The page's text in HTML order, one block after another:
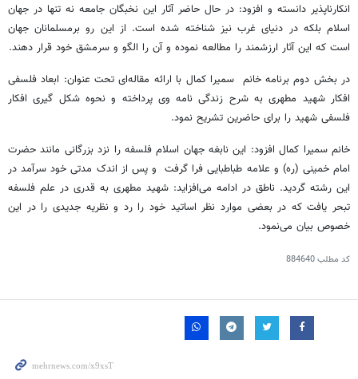
انکارناپذیر دانسته و افزود: در حال حاضر آثار این نخبگان جامعه نه تنها در جهان
اسلام بلکه در دنیای غرب نیز شناخته شده است. از این رو برمسلمانان جهان
است که این آثار ارزشمند را مطالعه نموده و آن را الگو و سرمشق خود قرار دهند.
در بخش دوم برنامه خانم سمیرا کمال با ارائه مقاله‌ای تحت عنوان: ابعاد فلسفی
افکار شهید مطهری به شرح زندگی نامه وی پرداخته و نحوه شکل گیری افکار
فلسفی شهید را برای حاضرین تشریح نمود.
خانم سمیرا کمال افزود: این نابغه جهان اسلام فلسفه را نزد بزرگانی مانند حضرت
امام خمینی (ره) و علامه طباطبایی فرا گرفت و پس از اندک مدتی خود سرآمد در
این رشته گردید. ناطق در ادامه می‌افزاید: شهید مطهری به قدری در علم فلسفه
تبحر یافت که در بعضی موارد نظر اساتید خود را رد و نظریه جدیدی را در این
خصوص بیان می‌نمود.
کد مطلب884640